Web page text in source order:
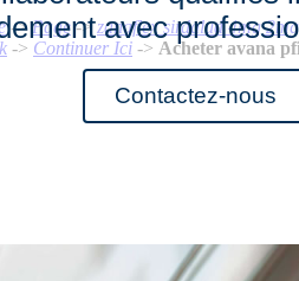
->Page->zanaflex sirdalud 4mg
-> Continuer Ici -> Acheter avana
avec
Contactez-nous